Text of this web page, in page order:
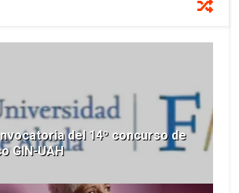
del 14º concurso de
GIN-UAH